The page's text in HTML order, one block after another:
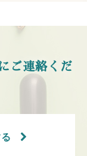
ご連絡くだ